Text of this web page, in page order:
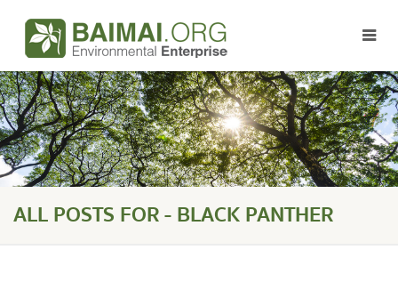
ALL POSTS FOR - BLACK PANTHER